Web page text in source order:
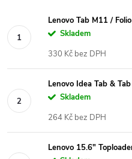
Lenovo Tab M11 /
Skladem
330 Kč bez DPH
Lenovo Idea Tab &
Skladem
264 Kč bez DPH
Lenovo 15.6"